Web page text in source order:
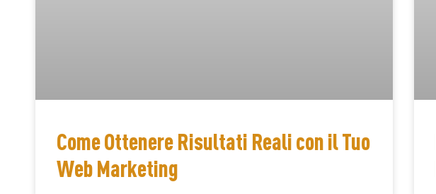
Come Ottenere Risultati Reali con il Tuo
Web Marketing